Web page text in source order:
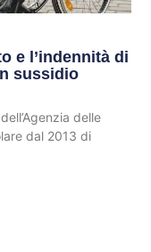
e l’indennità di
sussidio
delle
dal 2013 di